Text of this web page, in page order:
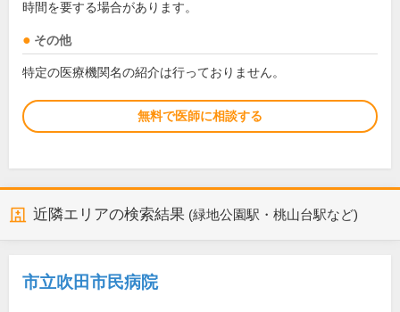
時間を要する場合があります。
その他
特定の医療機関名の紹介は行っておりません。
無料で医師に相談する
近隣エリアの検索結果 (緑地公園駅・桃山台駅など)
市立吹田市民病院